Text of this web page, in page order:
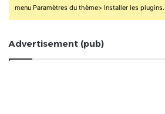
menu Paramètres du thème> Installer les plugins.
Advertisement (pub)